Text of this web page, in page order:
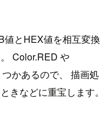
値とHEX値を相互変換
Color.RED や
かあるので、 描画処
きなどに重宝します。